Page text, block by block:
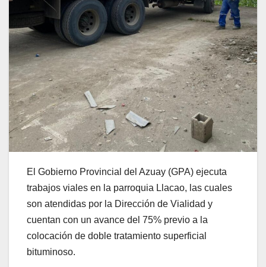
El Gobierno Provincial del Azuay (GPA) ejecuta
trabajos viales en la parroquia Llacao, las cuales
son atendidas por la Dirección de Vialidad y
cuentan con un avance del 75% previo a la
colocación de doble tratamiento superficial
bituminoso.